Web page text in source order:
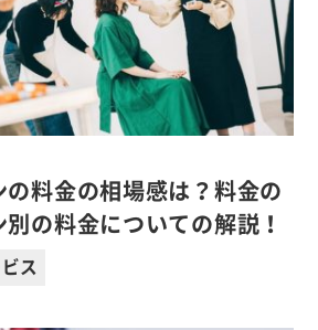
の料金の相場感は？料金の
の料金についての解説！
ス